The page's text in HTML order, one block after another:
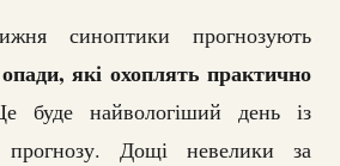
синоптики прогнозують
які охоплять практично
буде найвологіший день із
прогнозу. Дощі невелики за